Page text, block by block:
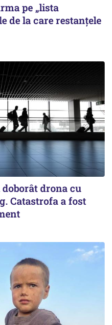
pe „lista
de la care restanțele
drona cu
Catastrofa a fost